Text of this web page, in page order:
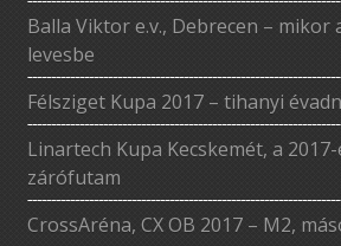
Balla Viktor e.v., Debrecen – mikor
levesbe
Félsziget Kupa 2017 – tihanyi
Linartech Kupa Kecskemét, a 2017-
zárófutam
CrossAréna, CX OB 2017 – M2,